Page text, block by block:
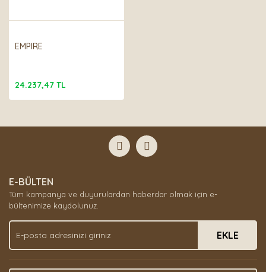
EMPIRE
24.237,47 TL
E-BÜLTEN
Tüm kampanya ve duyurulardan haberdar olmak için e-
bültenimize kaydolunuz.
EKLE